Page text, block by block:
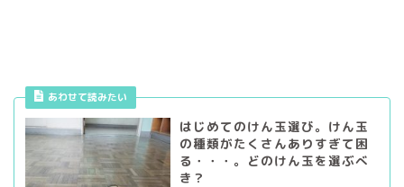
あわせて読みたい
はじめてのけん玉選び。けん玉
の種類がたくさんありすぎて困
る・・・。どのけん玉を選ぶべ
き？